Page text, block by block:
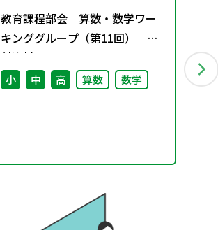
教育課程部会 算数・数学ワー
キンググループ（第11回） 配
付資料
小 中 高 算数 数学